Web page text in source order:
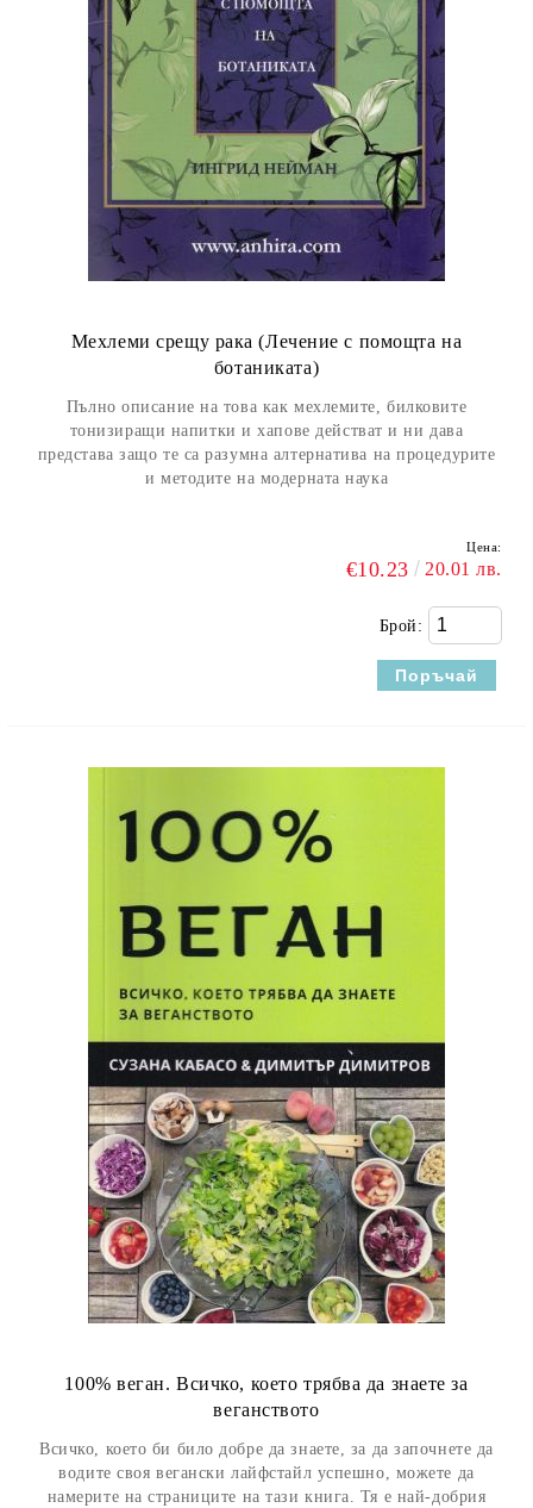
Мехлеми срещу рака (Лечение с помощта на
ботаниката)
Пълно описание на това как мехлемите, билковите
тонизиращи напитки и хапове действат и ни дава
представа защо те са разумна алтернатива на процедурите
и методите на модерната наука
Цена:
€10.23 20.01 лв.
Брой:
100% веган. Всичко, което трябва да знаете за
веганството
Всичко, което би било добре да знаете, за да започнете да
водите своя вегански лайфстайл успешно, можете да
намерите на страниците на тази книга. Тя е най-добрия